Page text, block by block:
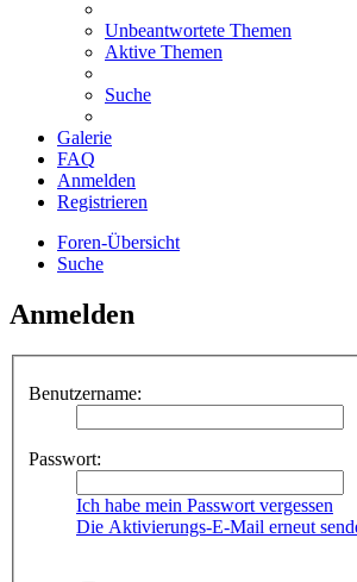
Unbeantwortete Themen
Aktive Themen
Suche
Galerie
FAQ
Anmelden
Registrieren
Foren-Übersicht
Suche
Anmelden
Benutzername:
Passwort:
Ich habe mein Passwort vergessen
Die Aktivierungs-E-Mail erneut